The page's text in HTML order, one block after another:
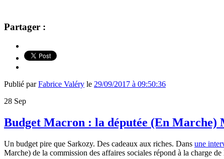
Partager :
Publié parFabrice Valéry le 29/09/2017 à 09:50:36
28 Sep
Budget Macron : la députée (En Marche)
Un budget pire que Sarkozy. Des cadeaux aux riches. Dans une
Marche) de la commission des affaires sociales répond à la charge